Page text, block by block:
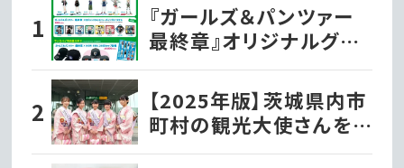
『ガールズ＆パンツァー
最終章』オリジナルグッ
ズ各種ファミリーマート
で発売開始!!
【2025年版】茨城県内市
町村の観光大使さんを
紹介！